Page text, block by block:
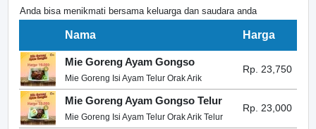
Anda bisa menikmati bersama keluarga dan saudara anda
Nama Harga
Mie Goreng Ayam Gongso
Mie Goreng Isi Ayam Telur Orak Arik
Rp. 23,750
Mie Goreng Ayam Gongso Telur
Mie Goreng Isi Ayam Telur Orak Arik Telur
Rp. 23,000